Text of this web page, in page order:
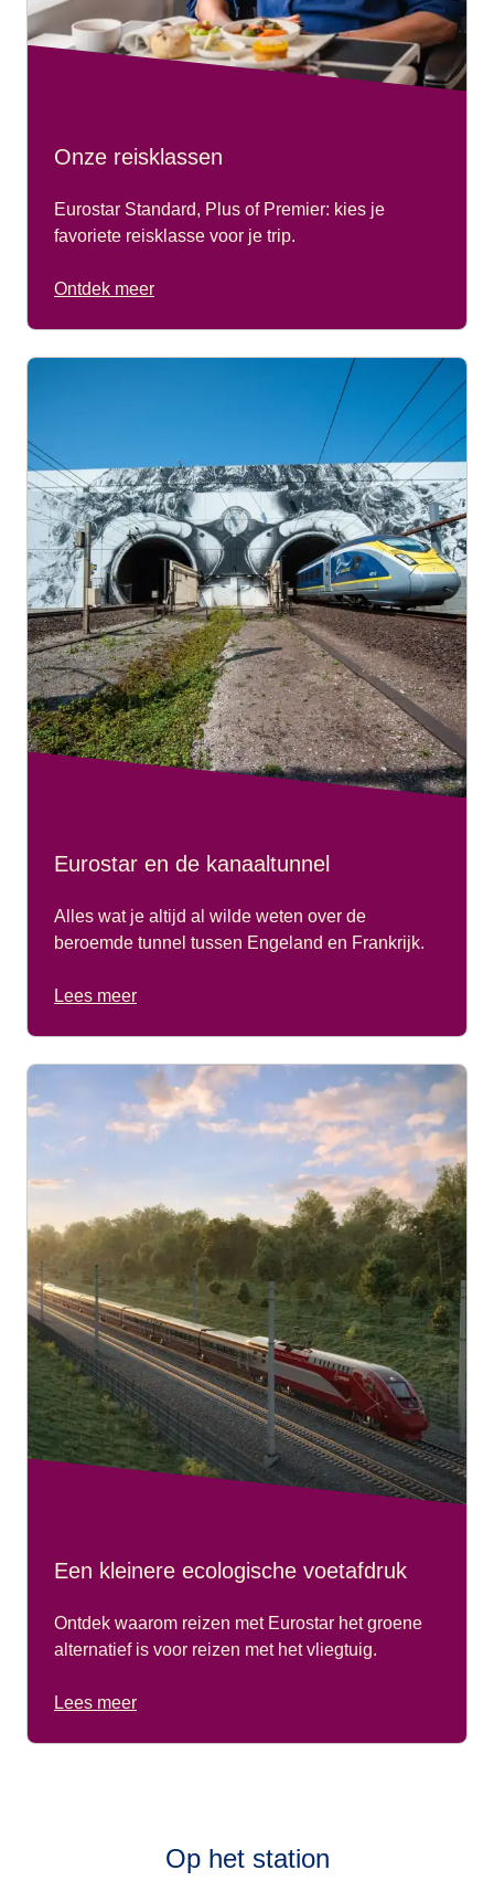
Onze reisklassen
Eurostar Standard, Plus of Premier: kies je
favoriete reisklasse voor je trip.
Ontdek meer
Eurostar en de kanaaltunnel
Alles wat je altijd al wilde weten over de
beroemde tunnel tussen Engeland en Frankrijk.
Lees meer
Een kleinere ecologische voetafdruk
Ontdek waarom reizen met Eurostar het groene
alternatief is voor reizen met het vliegtuig.
Lees meer
Op het station